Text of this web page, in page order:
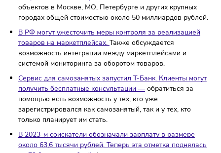
Wildberries подключил ещё три города к зоне
доставки.Теперь оформить её можно в Томске,
Чебоксарах и Воронеже. Правда, опция пока доступна
только в мобильном приложении маркетплейса.
Ретейлер Selgros Cash & Carry возобновил поиск
покупателей на свои российские активы.
объектов в Москве, МО, Петербурге и других крупных
городах общей стоимостью около 50 миллиардов
В РФ могут ужесточить меры контроля за
товаров на маркетплейсах.
возможность интеграции между маркетплейсами и
системой мониторинга за оборотом товаров.